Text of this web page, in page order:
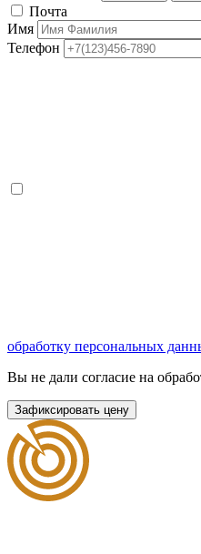
Почта
Имя
Телефон
обработку персональных
Вы не дали согласие на
Зафиксировать цену